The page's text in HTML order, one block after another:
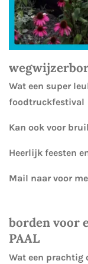
Wat een super
foodtruckfestival
Kan ook voor
Heerlijk feesten
Mail naar voor
borden voor
PAAL
Wat een prachtig